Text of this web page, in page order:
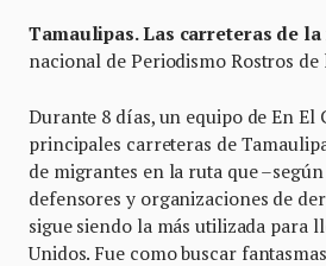
Tamaulipas. Las carreteras de
nacional de Periodismo Rostros
Durante 8 días, un equipo de En
principales carreteras de
de migrantes en la ruta que
defensores y organizaciones de
sigue siendo la más utilizada para
Unidos. Fue como buscar